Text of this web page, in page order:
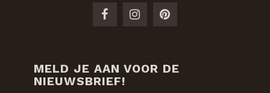
MELD JE AAN VOOR DE
NIEUWSBRIEF!